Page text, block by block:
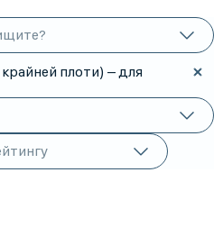
плоти) – для